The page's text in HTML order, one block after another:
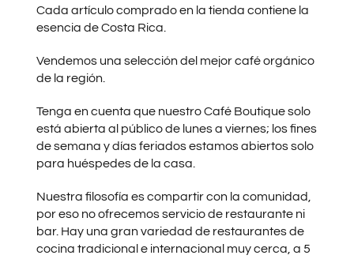
Cada artículo comprado en la tienda contiene la
esencia de Costa Rica.
Vendemos una selección del mejor café orgánico
de la región.
Tenga en cuenta que nuestro Café Boutique solo
está abierta al público de lunes a viernes; los fines
de semana y días feriados estamos abiertos solo
para huéspedes de la casa.
Nuestra filosofía es compartir con la comunidad,
por eso no ofrecemos servicio de restaurante ni
bar. Hay una gran variedad de restaurantes de
cocina tradicional e internacional muy cerca, a 5